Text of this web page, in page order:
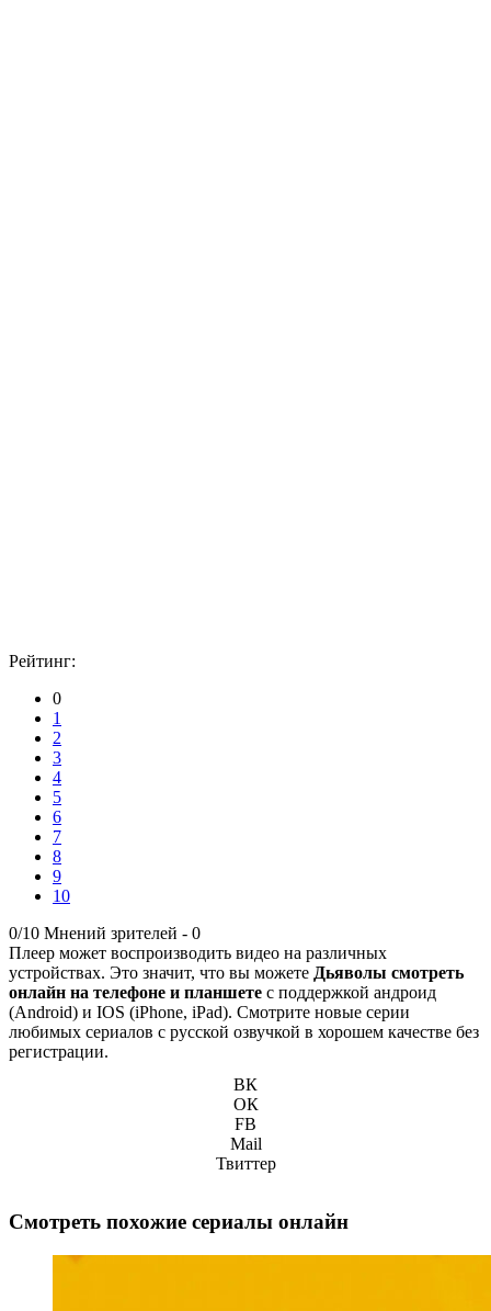
Рейтинг:
0
1
2
3
4
5
6
7
8
9
10
0/10 Мнений зрителей - 0
Плеер может воспроизводить видео на различных
устройствах. Это значит, что вы можете Дьяволы смотреть
онлайн на телефоне и планшете с поддержкой андроид
(Android) и IOS (iPhone, iPad). Смотрите новые серии
любимых сериалов с русской озвучкой в хорошем качестве без
регистрации.
ВК
ОК
FB
Mail
Твиттер
Смотреть похожие сериалы онлайн